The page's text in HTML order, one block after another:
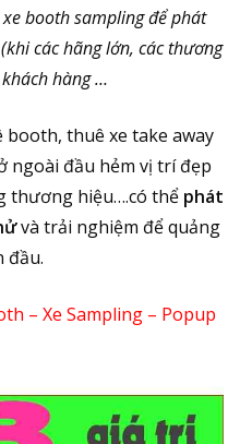
booth sampling để phát
các hãng lớn, các thương
hàng …
booth, thuê xe take away
ngoài đầu hẻm vị trí đẹp
thương hiệu….có thể phát
và trải nghiệm để quảng
đầu.
– Xe Sampling – Popup